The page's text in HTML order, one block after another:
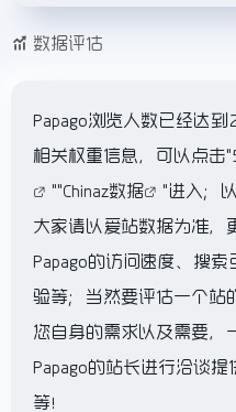
数据评估
Papago浏览人数已经达
相关权重信息，可以点击"
""Chinaz数据
"进入；
大家请以爱站数据为准，
Papago的访问速度、搜
验等；当然要评估一个站
您自身的需求以及需要，
Papago的站长进行洽谈提
等！